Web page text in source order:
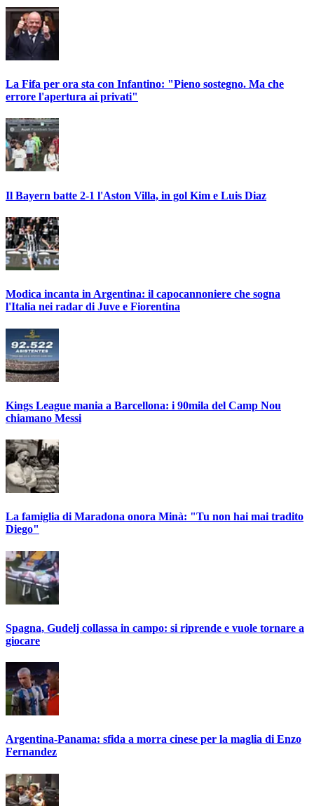
La Fifa per ora sta con Infantino: "Pieno sostegno. Ma che
errore l'apertura ai privati"
Il Bayern batte 2-1 l'Aston Villa, in gol Kim e Luis Diaz
Modica incanta in Argentina: il capocannoniere che sogna
l'Italia nei radar di Juve e Fiorentina
Kings League mania a Barcellona: i 90mila del Camp Nou
chiamano Messi
La famiglia di Maradona onora Minà: "Tu non hai mai tradito
Diego"
Spagna, Gudelj collassa in campo: si riprende e vuole tornare a
giocare
Argentina-Panama: sfida a morra cinese per la maglia di Enzo
Fernandez